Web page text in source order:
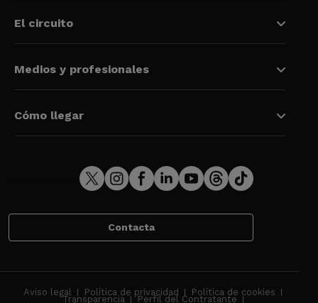
El circuito
Medios y profesionales
Cómo llegar
Contacta
Aviso legal Política de privacidad Política de cookies
Transparencia Perfil del Contratante